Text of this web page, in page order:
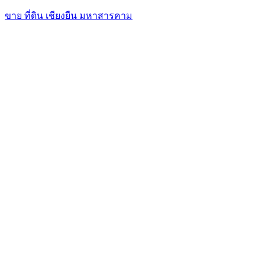
ขาย ที่ดิน เชียงยืน มหาสารคาม